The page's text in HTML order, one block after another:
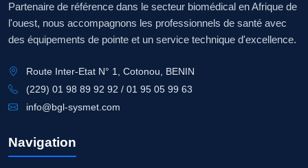
Partenaire de référence dans le secteur biomédical en Afrique de
l'ouest, nous accompagnons les professionnels de santé avec
des équipements de pointe et un service technique d'excellence.
Route Inter-Etat N° 1, Cotonou, BENIN
(229) 01 98 89 92 92 / 01 95 05 99 63
info@bgl-sysmet.com
Navigation